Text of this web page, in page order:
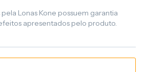
Lonas Kone possuem garantia
apresentados pelo produto.